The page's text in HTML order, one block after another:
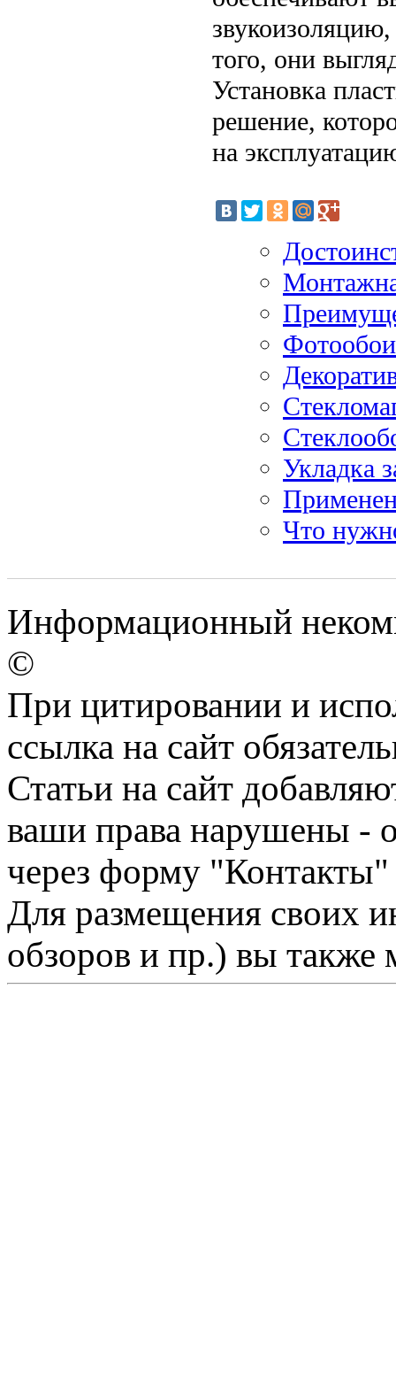
того, они
Установка
решение,
на
Укладка
Что
Информационный
©
При цитировании и
ссылка на сайт
Статьи на сайт
ваши права нарушены -
через форму "Контакты"
Для размещения своих
обзоров и пр.) вы также